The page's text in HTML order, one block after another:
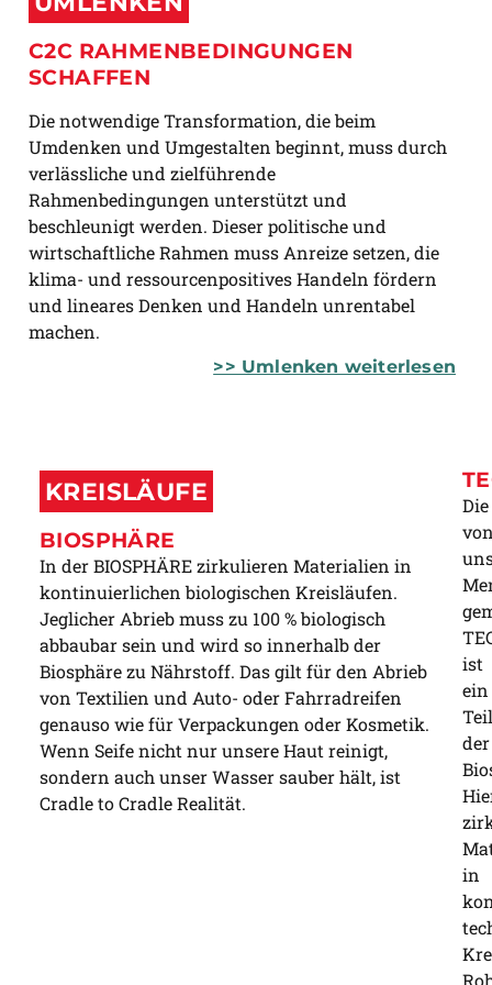
C2C RAHMENBEDINGUNGEN
SCHAFFEN
Die notwendige Transformation, die beim
Umdenken und Umgestalten beginnt, muss durch
verlässliche und zielführende
Rahmenbedingungen unterstützt und
beschleunigt werden. Dieser politische und
wirtschaftliche Rahmen muss Anreize setzen, die
klima- und ressourcenpositives Handeln fördern
und lineares Denken und Handeln unrentabel
machen.
>> Umlenken weiterlesen
KREISLÄUFE
BIOSPHÄRE
In der BIOSPHÄRE zirkulieren Materialien in
kontinuierlichen biologischen Kreisläufen.
Jeglicher Abrieb muss zu 100 % biologisch
abbaubar sein und wird so innerhalb der
Biosphäre zu Nährstoff. Das gilt für den Abrieb
von Textilien und Auto- oder Fahrradreifen
genauso wie für Verpackungen oder Kosmetik.
Wenn Seife nicht nur unsere Haut reinigt,
sondern auch unser Wasser sauber hält, ist
Cradle to Cradle Realität.
Die
ist
ein
Teil
der
in